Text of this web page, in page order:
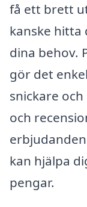
få ett brett
kanske
dina behov.
gör det
snickare
och
kan hjälpa
pengar.